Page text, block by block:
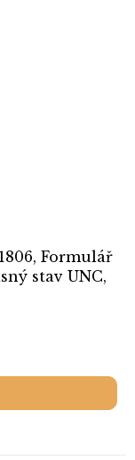
Formulář
stav UNC,